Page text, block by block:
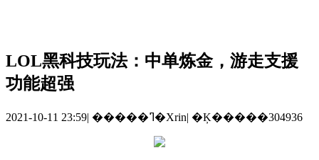
LOL黑科技玩法：中单炼金，游走支援
功能超强
2021-10-11 23:59| �����ߣ�Xrin| �Ķ�����304936